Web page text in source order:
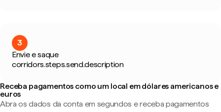
3
Envie e saque
corridors.steps.send.description
Receba pagamentos como um local em dólares americanos e
euros
Abra os dados da conta em segundos e receba pagamentos